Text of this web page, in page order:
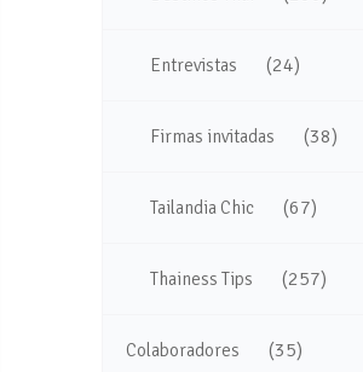
Entrevistas (24)
Firmas invitadas (38)
Tailandia Chic (67)
Thainess Tips (257)
Colaboradores (35)